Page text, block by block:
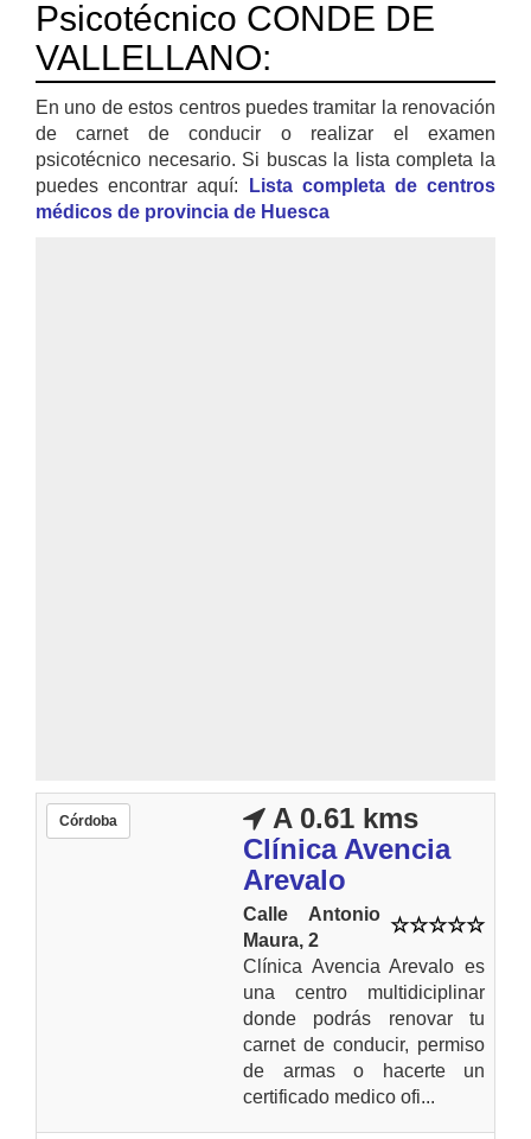
Psicotécnico CONDE DE
VALLELLANO:
En uno de estos centros puedes tramitar la renovación
de carnet de conducir o realizar el examen
psicotécnico necesario. Si buscas la lista completa la
puedes encontrar aquí:
Lista completa de centros
médicos de provincia de Huesca
Córdoba
A 0.61 kms
Clínica Avencia
Arevalo
Calle Antonio
Maura, 2
Clínica Avencia Arevalo es
una centro multidiciplinar
donde podrás renovar tu
carnet de conducir, permiso
de armas o hacerte un
certificado medico ofi...